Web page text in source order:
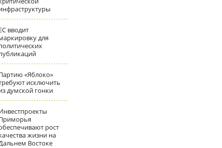
вводит
для
«Яблоко»
исключить
думской гонки
рост
жизни на
Востоке